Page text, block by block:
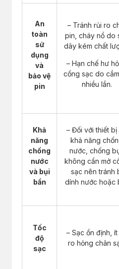
An
toàn
sử
dụng
và
bảo vệ
pin
– Tránh rủi ro
pin, cháy nổ do
dây kém chất
– Hạn chế hư
cổng sạc do
nhiều lần.
Khả
năng
chống
nước
và bụi
bẩn
– Đối với thiết bị
khả năng
nước, chống
không cần mở
sạc nên tránh
dính nước hoặc
Tốc
độ
sạc
– Sạc ổn định, ít
ro hỏng chân